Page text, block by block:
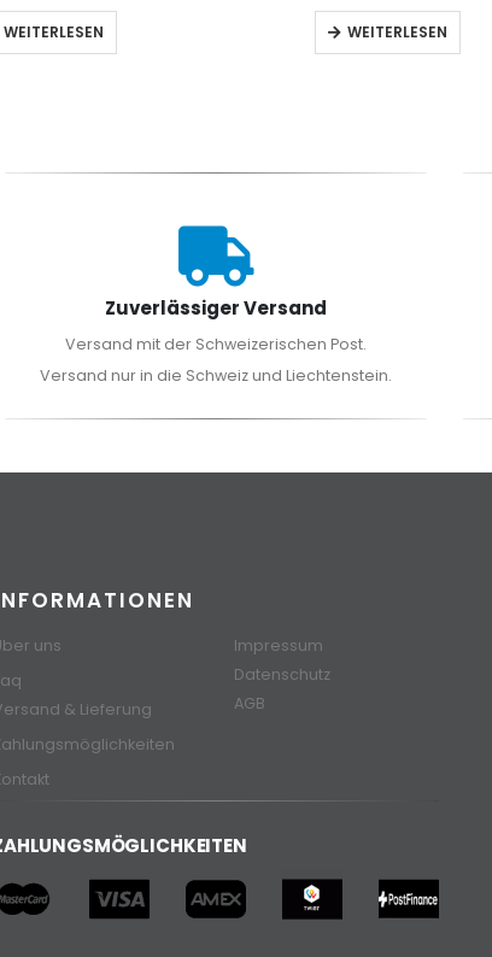
WEITERLESEN WEITERLESEN
Zuverlässiger Versand
Versand mit der Schweizerischen Post.
Versand nur in die Schweiz und Liechtenstein.
uns
& Lieferung
Impressum
Datenschutz
AGB